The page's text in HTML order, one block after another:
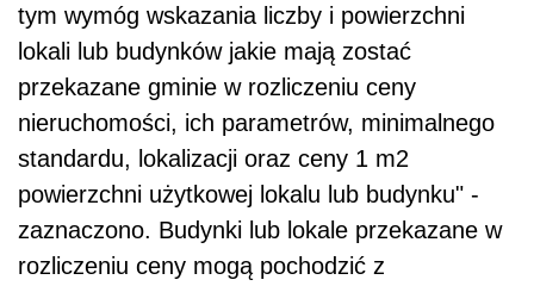
tym wymóg wskazania liczby i powierzchni
lokali lub budynków jakie mają zostać
przekazane gminie w rozliczeniu ceny
nieruchomości, ich parametrów, minimalnego
standardu, lokalizacji oraz ceny 1 m2
powierzchni użytkowej lokalu lub budynku" -
zaznaczono. Budynki lub lokale przekazane w
rozliczeniu ceny mogą pochodzić z